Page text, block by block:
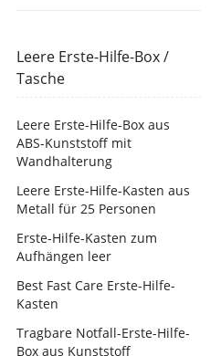
Leere Erste-Hilfe-Box /
Tasche
Leere Erste-Hilfe-Box aus
ABS-Kunststoff mit
Wandhalterung
Leere Erste-Hilfe-Kasten aus
Metall für 25 Personen
Erste-Hilfe-Kasten zum
Aufhängen leer
Best Fast Care Erste-Hilfe-
Kasten
Tragbare Notfall-Erste-Hilfe-
Box aus Kunststoff